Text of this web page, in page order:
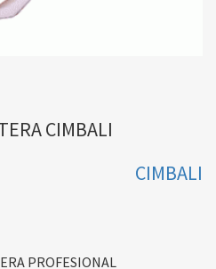
CIMBALI
CIMBALI
PROFESIONAL